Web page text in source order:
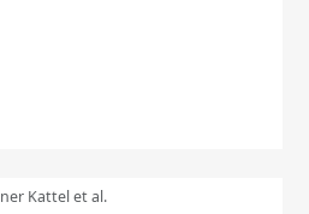
Kattel et al.